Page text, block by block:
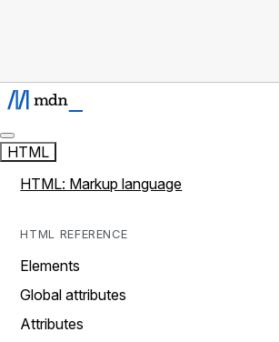
HTML
HTML: Markup language
HTML REFERENCE
Elements
Global attributes
Attributes